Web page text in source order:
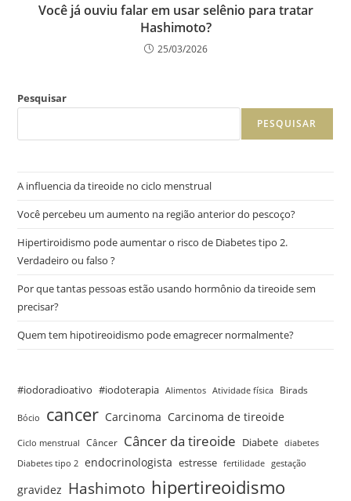
Você já ouviu falar em usar selênio para tratar
Hashimoto?
25/03/2026
Pesquisar
PESQUISAR
A influencia da tireoide no ciclo menstrual
Você percebeu um aumento na região anterior do pescoço?
Hipertiroidismo pode aumentar o risco de Diabetes tipo 2.
Verdadeiro ou falso ?
Por que tantas pessoas estão usando hormônio da tireoide sem
precisar?
Quem tem hipotireoidismo pode emagrecer normalmente?
#iodoradioativo #iodoterapia Alimentos Atividade física Birads
Bócio cancer Carcinoma Carcinoma de tireoide
Ciclo menstrual Câncer Câncer da tireoide Diabete
diabetes
Diabetes tipo 2
endocrinologista estresse fertilidade gestação
gravidez Hashimoto hipertireoidismo